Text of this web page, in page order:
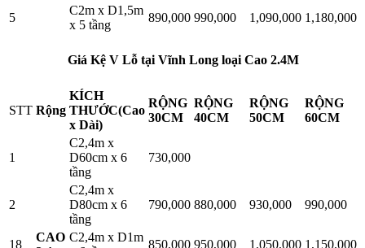
5
C2m x D1,5m
x 5 tầng
890,000 990,000 1,090,000 1,180,000
Giá Kệ V Lỗ tại Vĩnh Long loại Cao 2.4M
STT Rộng
KÍCH
THƯỚC(Cao
x Dài)
RỘNG
30CM
RỘNG
40CM
RỘNG
50CM
RỘNG
60CM
1
CAO
C2,4m x
D60cm x 6
tầng
730,000
2
C2,4m x
D80cm x 6
tầng
790,000 880,000 930,000 990,000
18
C2,4m x D1m
850,000 950,000 1,050,000 1,150,000